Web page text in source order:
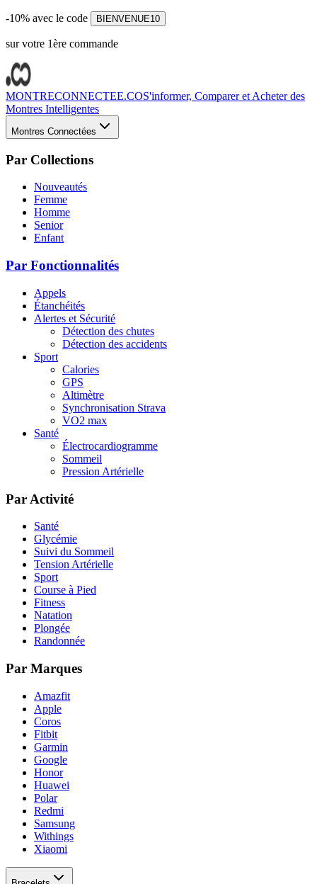
-10% avec le code BIENVENUE10
sur votre 1ère commande
MONTRECONNECTEE.COS'informer, Comparer et Acheter des
Montres Intelligentes
Montres Connectées
Par Collections
Nouveautés
Femme
Homme
Senior
Enfant
Par Fonctionnalités
Appels
Étanchéités
Alertes et Sécurité
Détection des chutes
Détection des accidents
Sport
Calories
GPS
Altimètre
Synchronisation Strava
VO2 max
Santé
Électrocardiogramme
Sommeil
Pression Artérielle
Par Activité
Santé
Glycémie
Suivi du Sommeil
Tension Artérielle
Sport
Course à Pied
Fitness
Natation
Plongée
Randonnée
Par Marques
Amazfit
Apple
Coros
Fitbit
Garmin
Google
Honor
Huawei
Polar
Redmi
Samsung
Withings
Xiaomi